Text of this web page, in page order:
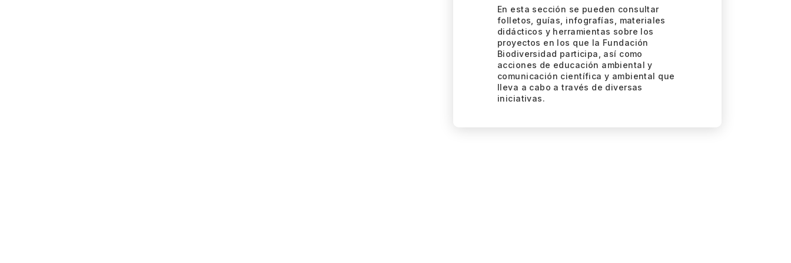
En esta sección se pueden consultar
folletos, guías, infografías, materiales
didácticos y herramientas sobre los
proyectos en los que la Fundación
Biodiversidad participa, así como
acciones de educación ambiental y
comunicación científica y ambiental que
lleva a cabo a través de diversas
iniciativas.